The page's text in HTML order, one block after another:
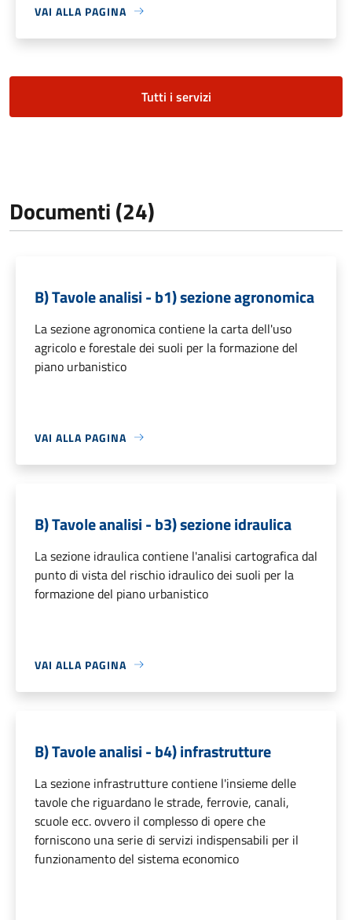
VAI ALLA PAGINA
Tutti i servizi
Documenti (24)
B) Tavole analisi - b1) sezione agronomica
La sezione agronomica contiene la carta dell'uso
agricolo e forestale dei suoli per la formazione del
piano urbanistico
VAI ALLA PAGINA
B) Tavole analisi - b3) sezione idraulica
La sezione idraulica contiene l'analisi cartografica dal
punto di vista del rischio idraulico dei suoli per la
formazione del piano urbanistico
VAI ALLA PAGINA
B) Tavole analisi - b4) infrastrutture
La sezione infrastrutture contiene l'insieme delle
tavole che riguardano le strade, ferrovie, canali,
scuole ecc. ovvero il complesso di opere che
forniscono una serie di servizi indispensabili per il
funzionamento del sistema economico